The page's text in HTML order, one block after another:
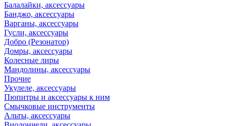
Балалайки, аксессуары
Банджо, аксессуары
Варганы, аксессуары
Гусли, аксессуары
Добро (Резонатор)
Домры, аксессуары
Колесные лиры
Мандолины, аксессуары
Прочие
Укулеле, аксессуары
Пюпитры и аксессуары к ним
Смычковые инструменты
Альты, аксессуары